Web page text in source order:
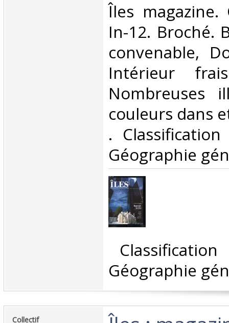
‎Îles magazine.
In-12. Broché.
convenable,
Intérieur
Nombreuses
couleurs dans
.
Géographie
Géographie
‎Collectif‎